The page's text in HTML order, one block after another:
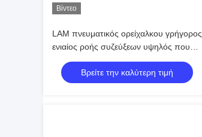
Βίντεο
LAM πνευματικός ορείχαλκου γρήγορος
ενιαίος ροής συζεύξεων υψηλός που
αποκλείεται
Βρείτε την καλύτερη τιμή